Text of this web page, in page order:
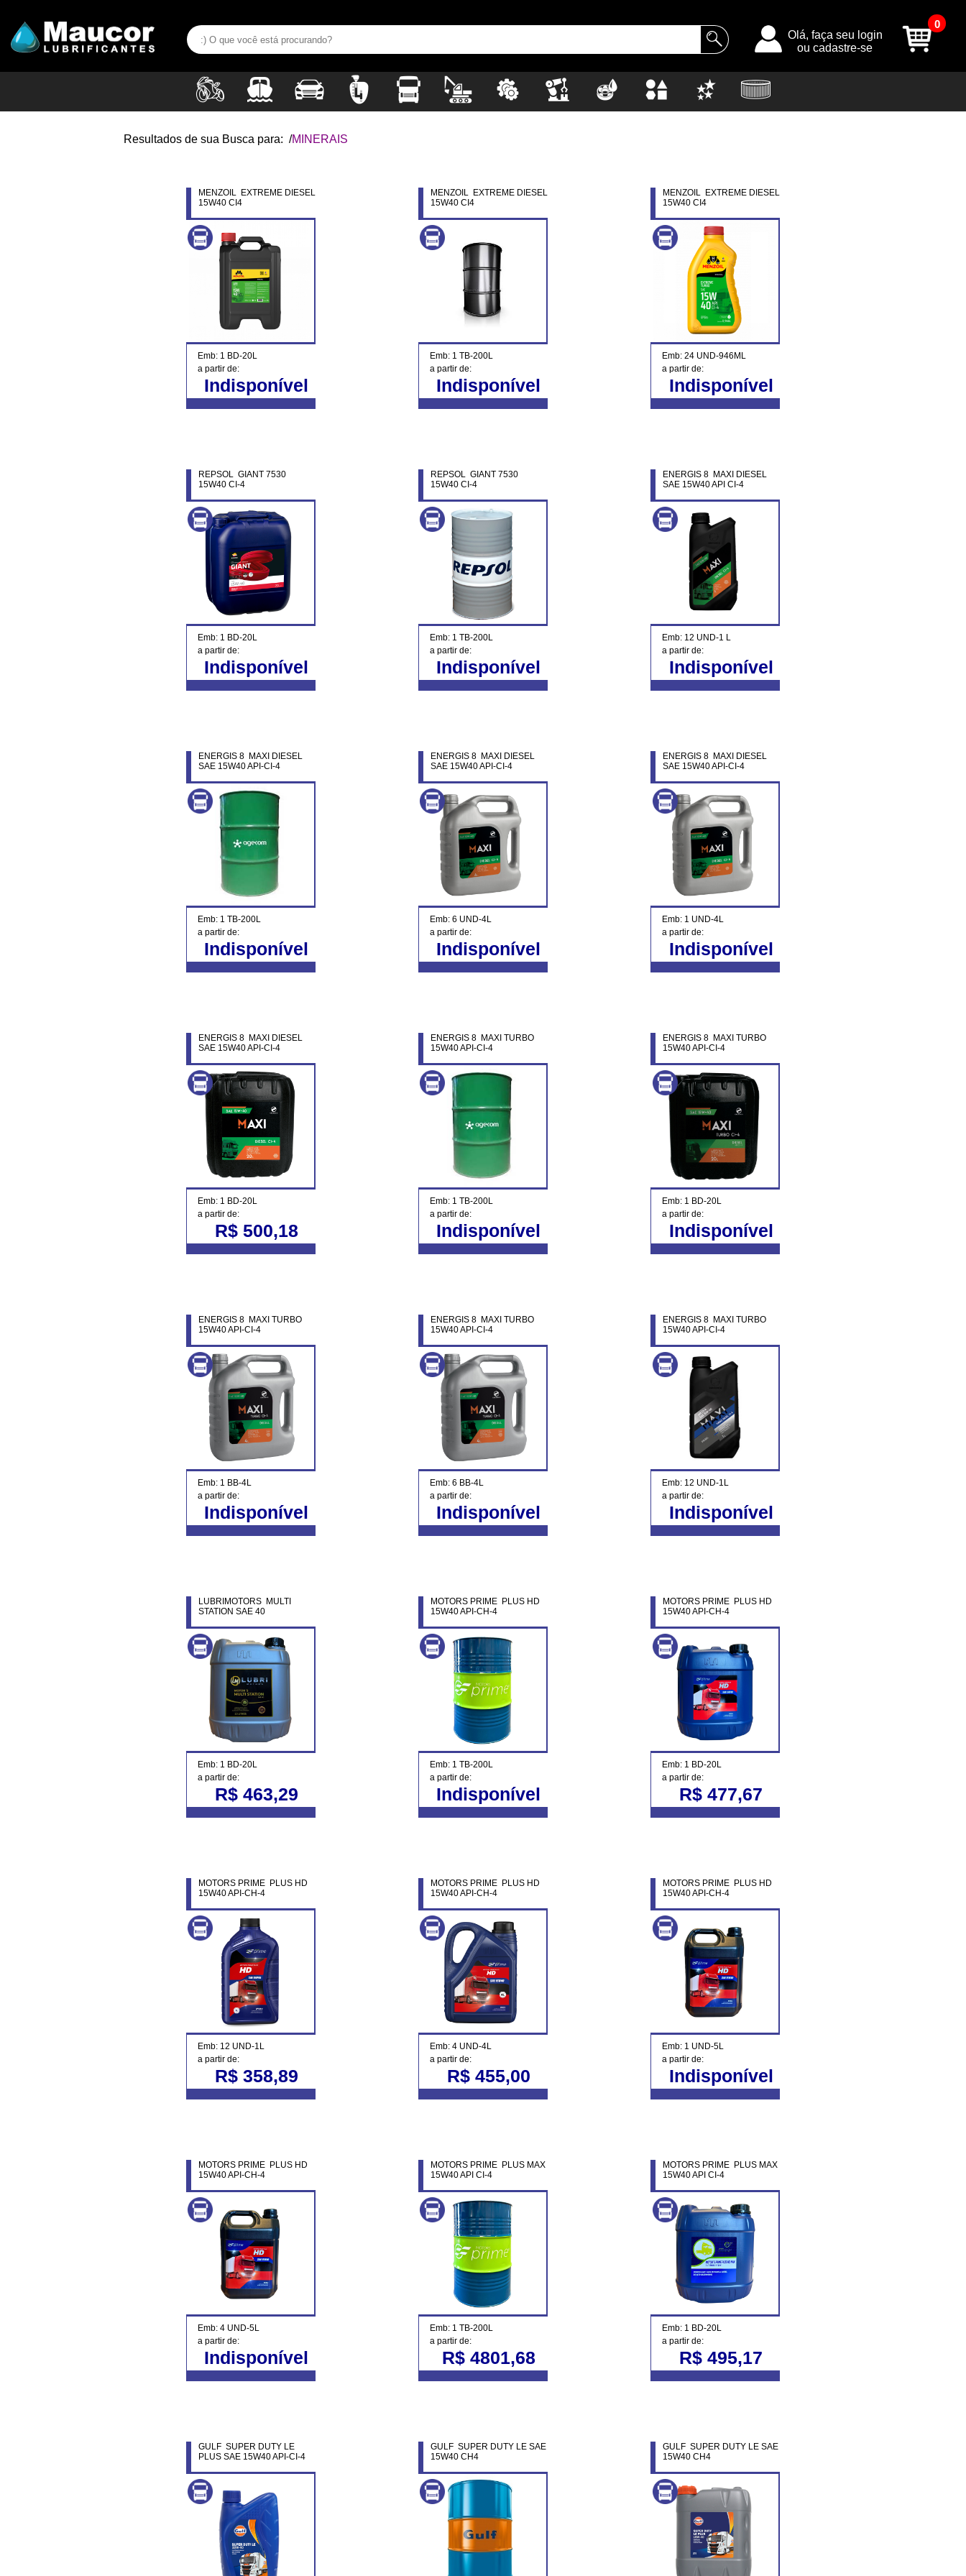
Olá, faça seu login
ou cadastre-se
0
Resultados de sua Busca para: /MINERAIS
MENZOIL EXTREME DIESEL
15W40 CI4
Emb: 1 BD-20L
a partir de:
Indisponível
MENZOIL EXTREME DIESEL
15W40 CI4
Emb: 1 TB-200L
a partir de:
Indisponível
MENZOIL EXTREME DIESEL
15W40 CI4
Emb: 24 UND-946ML
a partir de:
Indisponível
REPSOL GIANT 7530
15W40 CI-4
Emb: 1 BD-20L
a partir de:
Indisponível
REPSOL GIANT 7530
15W40 CI-4
Emb: 1 TB-200L
a partir de:
Indisponível
ENERGIS 8 MAXI DIESEL
SAE 15W40 API CI-4
Emb: 12 UND-1 L
a partir de:
Indisponível
ENERGIS 8 MAXI DIESEL
SAE 15W40 API-CI-4
Emb: 1 TB-200L
a partir de:
Indisponível
ENERGIS 8 MAXI DIESEL
SAE 15W40 API-CI-4
Emb: 6 UND-4L
a partir de:
Indisponível
ENERGIS 8 MAXI DIESEL
SAE 15W40 API-CI-4
Emb: 1 UND-4L
a partir de:
Indisponível
ENERGIS 8 MAXI DIESEL
SAE 15W40 API-CI-4
Emb: 1 BD-20L
a partir de:
R$ 500,18
ENERGIS 8 MAXI TURBO
15W40 API-CI-4
Emb: 1 TB-200L
a partir de:
Indisponível
ENERGIS 8 MAXI TURBO
15W40 API-CI-4
Emb: 1 BD-20L
a partir de:
Indisponível
ENERGIS 8 MAXI TURBO
15W40 API-CI-4
Emb: 1 BB-4L
a partir de:
Indisponível
ENERGIS 8 MAXI TURBO
15W40 API-CI-4
Emb: 6 BB-4L
a partir de:
Indisponível
ENERGIS 8 MAXI TURBO
15W40 API-CI-4
Emb: 12 UND-1L
a partir de:
Indisponível
LUBRIMOTORS MULTI
STATION SAE 40
Emb: 1 BD-20L
a partir de:
R$ 463,29
MOTORS PRIME PLUS HD
15W40 API-CH-4
Emb: 1 TB-200L
a partir de:
Indisponível
MOTORS PRIME PLUS HD
15W40 API-CH-4
Emb: 1 BD-20L
a partir de:
R$ 477,67
MOTORS PRIME PLUS HD
15W40 API-CH-4
Emb: 12 UND-1L
a partir de:
R$ 358,89
MOTORS PRIME PLUS HD
15W40 API-CH-4
Emb: 4 UND-4L
a partir de:
R$ 455,00
MOTORS PRIME PLUS HD
15W40 API-CH-4
Emb: 1 UND-5L
a partir de:
Indisponível
MOTORS PRIME PLUS HD
15W40 API-CH-4
Emb: 4 UND-5L
a partir de:
Indisponível
MOTORS PRIME PLUS MAX
15W40 API CI-4
Emb: 1 TB-200L
a partir de:
R$ 4801,68
MOTORS PRIME PLUS MAX
15W40 API CI-4
Emb: 1 BD-20L
a partir de:
R$ 495,17
GULF SUPER DUTY LE
PLUS SAE 15W40 API-CI-4
GULF SUPER DUTY LE SAE
15W40 CH4
GULF SUPER DUTY LE SAE
15W40 CH4